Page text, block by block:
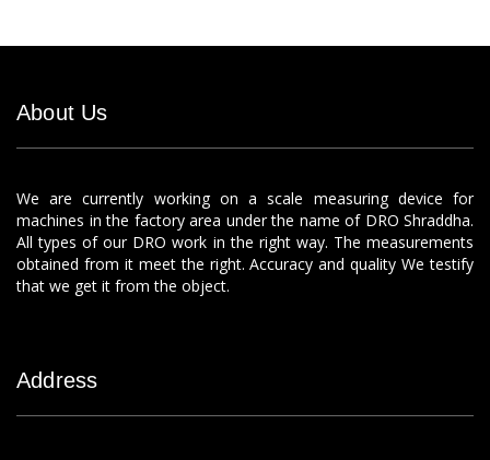
About Us
We are currently working on a scale measuring device for
machines in the factory area under the name of DRO Shraddha.
All types of our DRO work in the right way. The measurements
obtained from it meet the right. Accuracy and quality We testify
that we get it from the object.
Address